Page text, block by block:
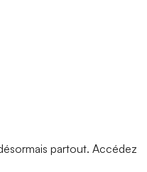
partout. Accédez